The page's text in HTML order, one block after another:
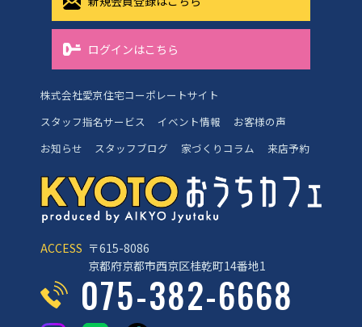
ACCESS 〒615-8086
京都府京都市西京区桂乾町14番地1
075-382-6668
ログインはこちら
株式会社愛京住宅コーポレートサイト
スタッフ指名サービス
イベント情報
お客様の声
お知らせ
スタッフブログ 家づくりコラム 来店予約